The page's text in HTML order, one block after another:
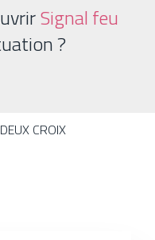
Signal feu
?
CROIX